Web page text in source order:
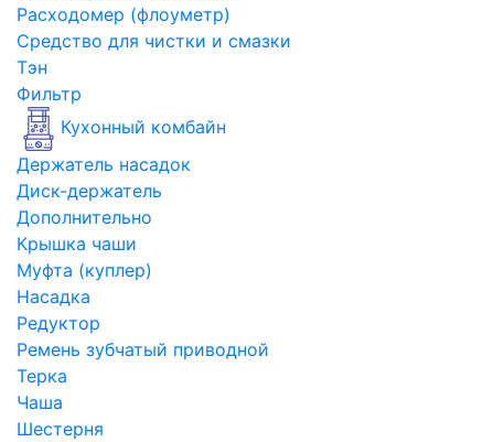
Расходомер (флоуметр)
Средство для чистки и смазки
Тэн
Фильтр
Кухонный комбайн
Держатель насадок
Диск-держатель
Дополнительно
Крышка чаши
Муфта (куплер)
Насадка
Редуктор
Ремень зубчатый приводной
Терка
Чаша
Шестерня